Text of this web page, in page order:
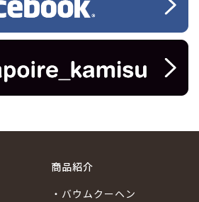
商品紹介
・ バウムクーヘン